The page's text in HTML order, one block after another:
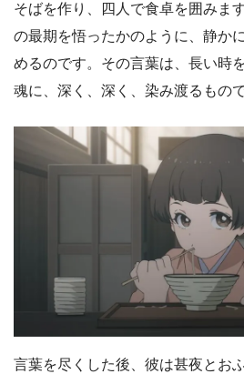
そばを作り、四人で食卓を囲みま
の最期を悟ったかのように、静か
めるのです。その言葉は、長い時
魂に、深く、深く、染み渡るもので
言葉を尽くした後、彼は甚夜とお